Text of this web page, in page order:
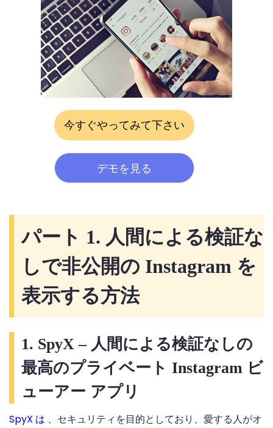
今すぐやってみて下さい
デモを見る
パート 1. 人間による検証な
しで非公開の Instagram を
表示する方法
1. SpyX – 人間による検証なしの
最高のプライベート Instagram ビ
ューアー アプリ
SpyX は 、セキュリティを目的としており、愛する人がオ